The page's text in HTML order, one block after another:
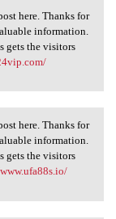
here. Thanks for
information.
gets the visitors
here. Thanks for
information.
gets the visitors